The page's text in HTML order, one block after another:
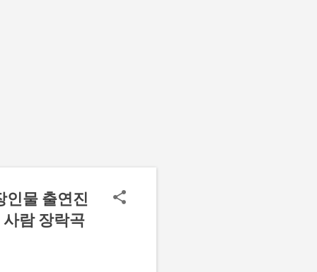
인물 출연진
람 장락곡